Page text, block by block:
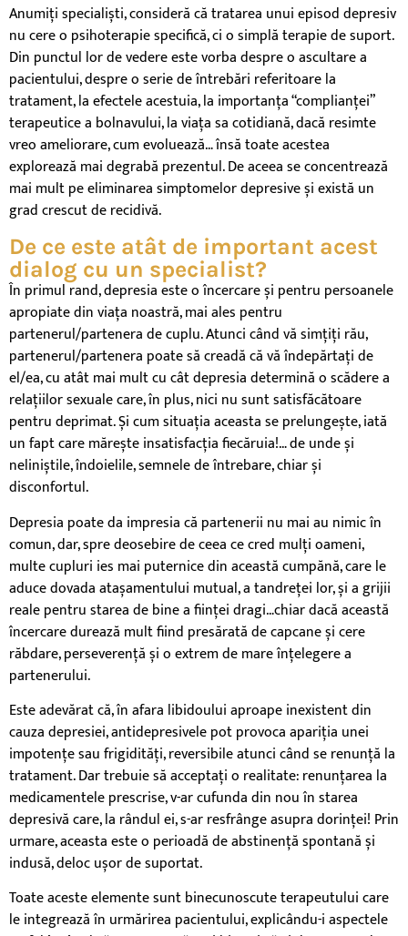
Anumiți specialiști, consideră că tratarea unui episod depresiv
nu cere o psihoterapie specifică, ci o simplă terapie de suport.
Din punctul lor de vedere este vorba despre o ascultare a
pacientului, despre o serie de întrebări referitoare la
tratament, la efectele acestuia, la importanța “complianței”
terapeutice a bolnavului, la viața sa cotidiană, dacă resimte
vreo ameliorare, cum evoluează… însă toate acestea
explorează mai degrabă prezentul. De aceea se concentrează
mai mult pe eliminarea simptomelor depresive și există un
grad crescut de recidivă.
De ce este atât de important acest
dialog cu un specialist?
În primul rand, depresia este o încercare și pentru persoanele
apropiate din viața noastră, mai ales pentru
partenerul/partenera de cuplu. Atunci când vă simțiți rău,
partenerul/partenera poate să creadă că vă îndepărtați de
el/ea, cu atât mai mult cu cât depresia determină o scădere a
relațiilor sexuale care, în plus, nici nu sunt satisfăcătoare
pentru deprimat. Și cum situația aceasta se prelungește, iată
un fapt care mărește insatisfacția fiecăruia!… de unde și
neliniștile, îndoielile, semnele de întrebare, chiar și
disconfortul.
Depresia poate da impresia că partenerii nu mai au nimic în
comun, dar, spre deosebire de ceea ce cred mulți oameni,
multe cupluri ies mai puternice din această cumpănă, care le
aduce dovada atașamentului mutual, a tandreței lor, și a grijii
reale pentru starea de bine a ființei dragi…chiar dacă această
încercare durează mult fiind presărată de capcane și cere
răbdare, perseverență și o extrem de mare înțelegere a
partenerului.
Este adevărat că, în afara libidoului aproape inexistent din
cauza depresiei, antidepresivele pot provoca apariția unei
impotențe sau frigidități, reversibile atunci când se renunță la
tratament. Dar trebuie să acceptați o realitate: renunțarea la
medicamentele prescrise, v-ar cufunda din nou în starea
depresivă care, la rândul ei, s-ar resfrânge asupra dorinței! Prin
urmare, aceasta este o perioadă de abstinență spontană și
indusă, deloc ușor de suportat.
Toate aceste elemente sunt binecunoscute terapeutului care
le integrează în urmărirea pacientului, explicându-i aspectele